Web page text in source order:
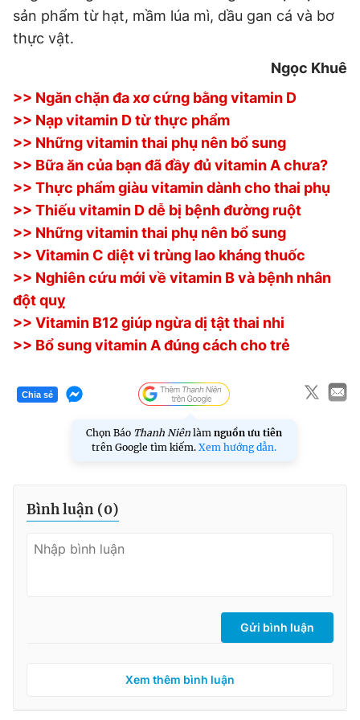
sản phẩm từ hạt, mầm lúa mì, dầu gan cá và bơ
thực vật.
Ngọc Khuê
>> Ngăn chặn đa xơ cứng bằng vitamin D
>> Nạp vitamin D từ thực phẩm
>> Những vitamin thai phụ nên bổ sung
>> Bữa ăn của bạn đã đầy đủ vitamin A chưa?
>> Thực phẩm giàu vitamin dành cho thai phụ
>> Thiếu vitamin D dễ bị bệnh đường ruột
>> Những vitamin thai phụ nên bổ sung
>> Vitamin C diệt vi trùng lao kháng thuốc
>> Nghiên cứu mới về vitamin B và bệnh nhân
đột quỵ
>> Vitamin B12 giúp ngừa dị tật thai nhi
>> Bổ sung vitamin A đúng cách cho trẻ
Chia sẻ
Chọn Báo Thanh Niên làm nguồn ưu tiên
trên Google tìm kiếm. Xem hướng dẫn.
Bình luận (0)
Gửi bình luận
Xem thêm bình luận